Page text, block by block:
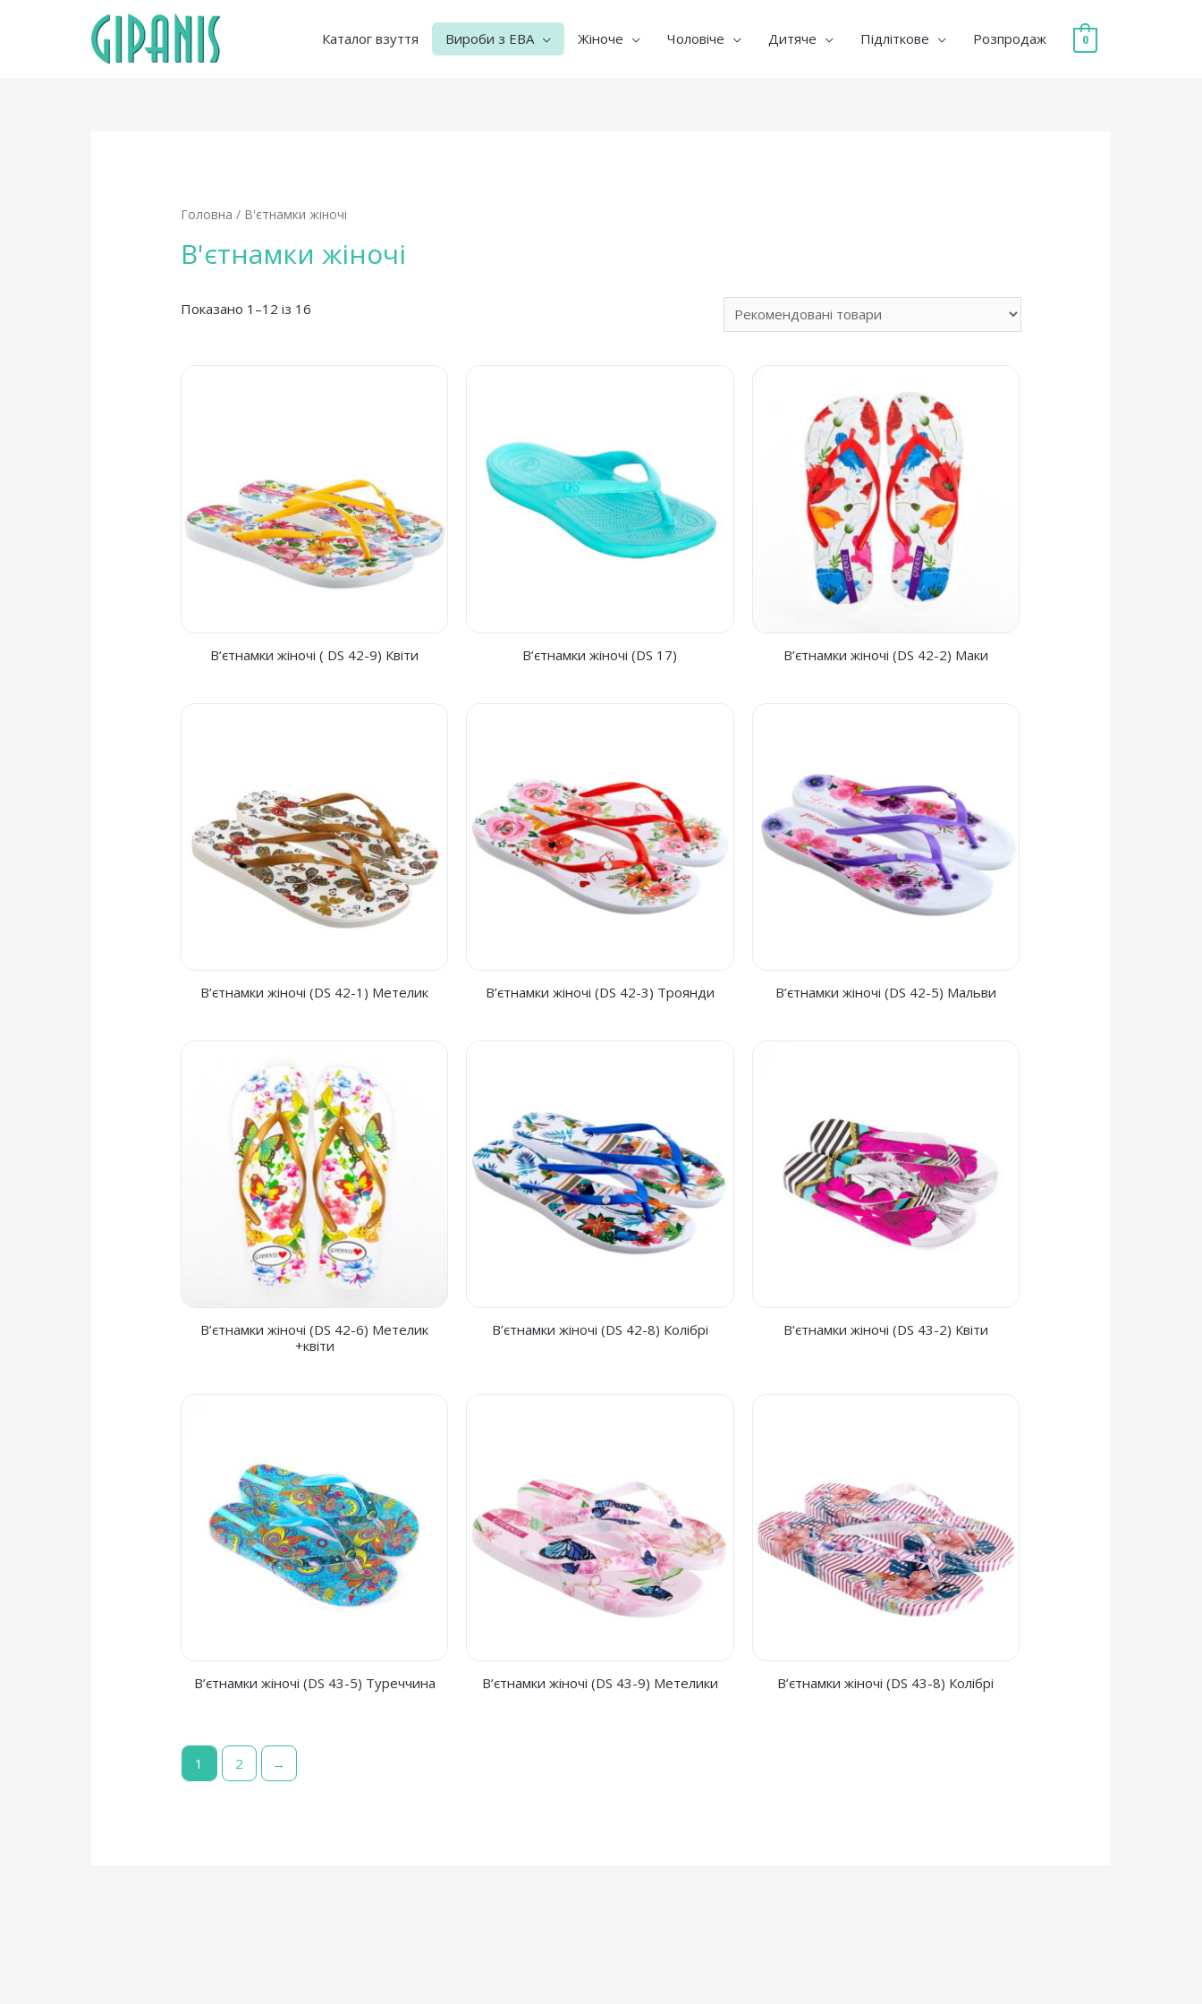
Каталог взуття Вироби з ЕВА Жіноче Чоловіче Дитяче Підліткове Розпродаж 0
Головна / В'єтнамки жіночі
В'єтнамки жіночі
Показано 1–12 із 16
В’єтнамки жіночі ( DS 42-9) Квіти В’єтнамки жіночі (DS 17) В’єтнамки жіночі (DS 42-2) Маки
В’єтнамки жіночі (DS 42-1) Метелик В’єтнамки жіночі (DS 42-3) Троянди В’єтнамки жіночі (DS 42-5) Мальви
В’єтнамки жіночі (DS 42-6) Метелик
+квіти
В’єтнамки жіночі (DS 42-8) Колібрі В’єтнамки жіночі (DS 43-2) Квіти
В’єтнамки жіночі (DS 43-5) Туреччина В’єтнамки жіночі (DS 43-9) Метелики В’єтнамки жіночі (DS 43-8) Колібрі
1 2 →